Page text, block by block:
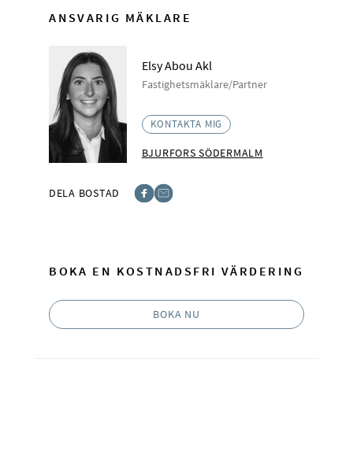
ANSVARIG MÄKLARE
Elsy Abou Akl
Fastighetsmäklare/Partner
KONTAKTA MIG
BJURFORS SÖDERMALM
DELA BOSTAD
BOKA EN KOSTNADSFRI VÄRDERING
BOKA NU